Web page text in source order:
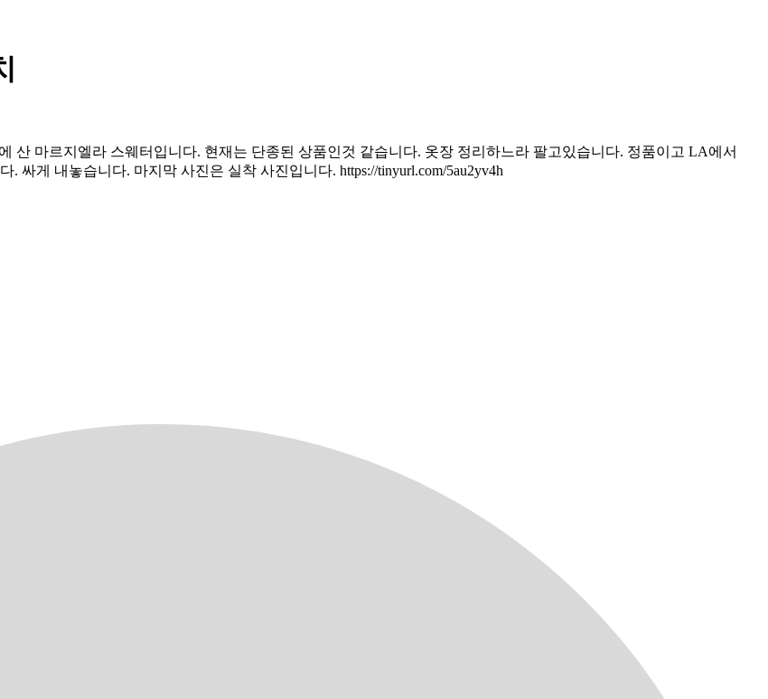
에 산 마르지엘라 스웨터입니다. 현재는 단종된 상품인것 같습니다. 옷장 정리하느라 팔고있습니다. 정품이고 LA에서
싸게 내놓습니다. 마지막 사진은 실착 사진입니다. https://tinyurl.com/5au2yv4h